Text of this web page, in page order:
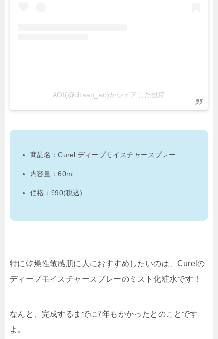
AOI(@chaan_ao)がシェアした投稿
商品名：Curel ディープモイスチャースプレー
内容量：60ml
価格：990(税込)
特に乾燥性敏感肌に人におすすめしたいのは、Curelの
ディープモイスチャースプレーのミスト化粧水です！
なんと、完成するまでに7年もかかったとのことです
よ。